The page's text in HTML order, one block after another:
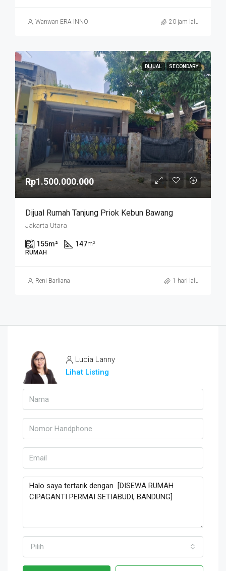
Wanwan ERA INNO 20 jam lalu
DIJUAL SECONDARY
Rp1.500.000.000
Dijual Rumah Tanjung Priok Kebun Bawang
Jakarta Utara
155m² 147m²
RUMAH
Reni Barliana 1 hari lalu
Lucia Lanny
Lihat Listing
Pilih